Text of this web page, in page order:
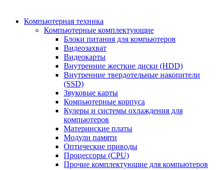
Компьютерная техника
Компьютерные комплектующие
Блоки питания для компьютеров
Видеозахват
Видеокарты
Внутренние жесткие диски (HDD)
Внутренние твердотельные накопители
(SSD)
Звуковые карты
Компьютерные корпуса
Кулеры и системы охлаждения для
компьютеров
Материнские платы
Модули памяти
Оптические приводы
Процессоры (CPU)
Прочие комплектующие для компьютеров